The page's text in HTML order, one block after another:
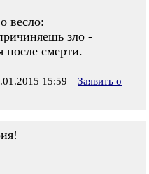
весло:
зло -
после смерти.
15:59
Заявить о